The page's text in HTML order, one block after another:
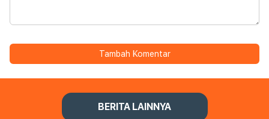
Tambah Komentar
BERITA LAINNYA